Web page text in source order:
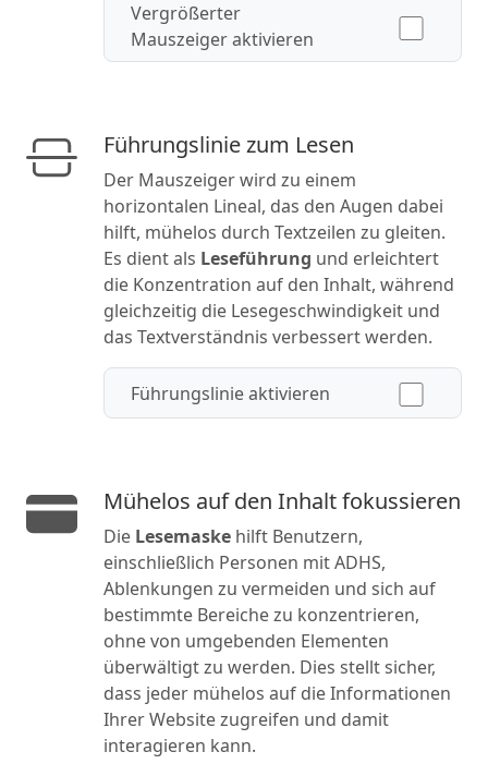
Vergrößerter
Mauszeiger aktivieren
Führungslinie zum Lesen
Der Mauszeiger wird zu einem
horizontalen Lineal, das den Augen dabei
hilft, mühelos durch Textzeilen zu gleiten.
Es dient als Leseführung und erleichtert
die Konzentration auf den Inhalt, während
gleichzeitig die Lesegeschwindigkeit und
das Textverständnis verbessert werden.
Führungslinie aktivieren
Mühelos auf den Inhalt fokussieren
Die Lesemaskehilft Benutzern,
einschließlich Personen mit ADHS,
Ablenkungen zu vermeiden und sich auf
bestimmte Bereiche zu konzentrieren,
ohne von umgebenden Elementen
überwältigt zu werden. Dies stellt sicher,
dass jeder mühelos auf die Informationen
Ihrer Website zugreifen und damit
interagieren kann.